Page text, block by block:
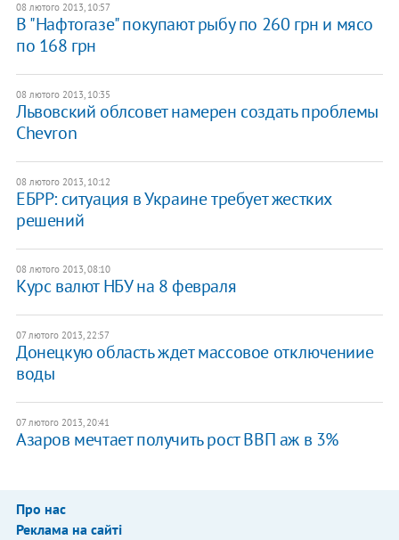
08 лютого 2013, 10:57
В "Нафтогазе" покупают рыбу по 260 грн и мясо
по 168 грн
08 лютого 2013, 10:35
Львовский облсовет намерен создать проблемы
Chevron
08 лютого 2013, 10:12
ЕБРР: ситуация в Украине требует жестких
решений
08 лютого 2013, 08:10
Курс валют НБУ на 8 февраля
07 лютого 2013, 22:57
Донецкую область ждет массовое отключениие
воды
07 лютого 2013, 20:41
Азаров мечтает получить рост ВВП аж в 3%
Про нас
Реклама на сайті